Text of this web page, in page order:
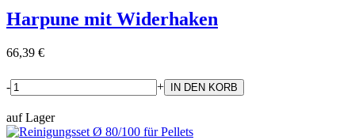
Harpune mit Widerhaken
66,39 €
- +
auf Lager